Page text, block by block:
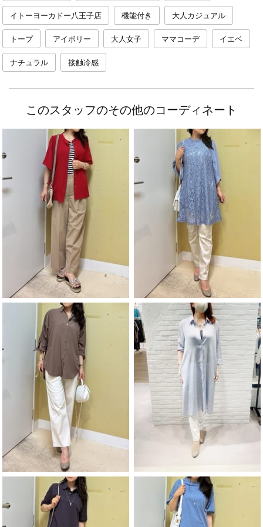
イトーヨーカドー八王子店 機能付き 大人カジュアル
トープ アイボリー 大人女子 ママコーデ イエベ
ナチュラル 接触冷感
このスタッフのその他のコーディネート